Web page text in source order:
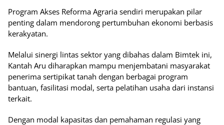
Program Akses Reforma Agraria sendiri merupakan pilar
penting dalam mendorong pertumbuhan ekonomi berbasis
kerakyatan.
Melalui sinergi lintas sektor yang dibahas dalam Bimtek ini,
Kantah Aru diharapkan mampu menjembatani masyarakat
penerima sertipikat tanah dengan berbagai program
bantuan, fasilitasi modal, serta pelatihan usaha dari instansi
terkait.
Dengan modal kapasitas dan pemahaman regulasi yang